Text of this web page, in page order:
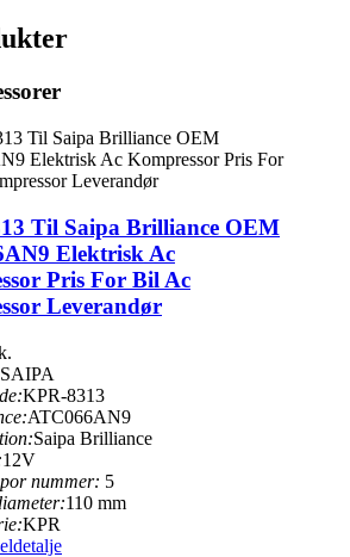
Til Saipa Brilliance OEM
Elektrisk Ac
Pris For Bil Ac
Leverandør
SAIPA
KPR-8313
ATC066AN9
Saipa Brilliance
12V
nummer: 5
110 mm
KPR
detalje